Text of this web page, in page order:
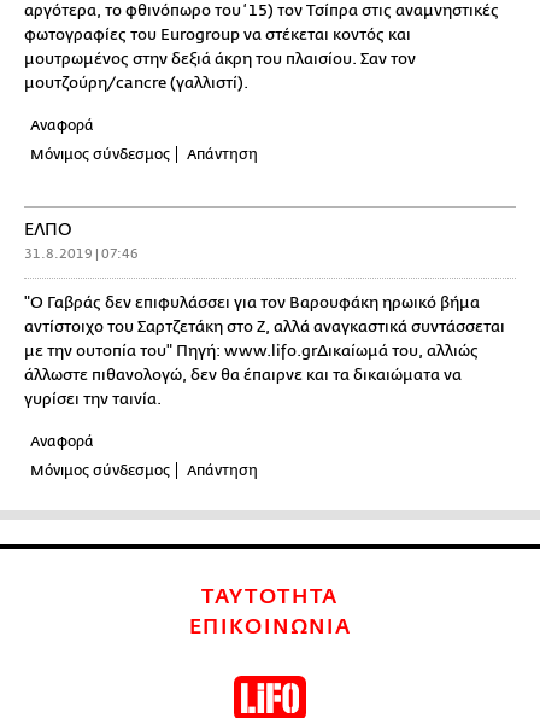
αργότερα, το φθινόπωρο του ‘15) τον Τσίπρα στις αναμνηστικές
φωτογραφίες του Eurogroup να στέκεται κοντός και
μουτρωμένος στην δεξιά άκρη του πλαισίου. Σαν τον
μουτζούρη/cancre (γαλλιστί).
Αναφορά
Μόνιμος σύνδεσμος
Απάντηση
ΕΛΠΟ
31.8.2019 | 07:46
"Ο Γαβράς δεν επιφυλάσσει για τον Βαρουφάκη ηρωικό βήμα
αντίστοιχο του Σαρτζετάκη στο Ζ, αλλά αναγκαστικά συντάσσεται
με την ουτοπία του" Πηγή: www.lifo.grΔικαίωμά του, αλλιώς
άλλωστε πιθανολογώ, δεν θα έπαιρνε και τα δικαιώματα να
γυρίσει την ταινία.
Αναφορά
Μόνιμος σύνδεσμος
Απάντηση
ΤΑΥΤΟΤΗΤΑ
ΕΠΙΚΟΙΝΩΝΙΑ